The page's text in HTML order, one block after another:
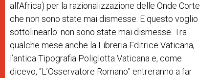
all’Africa) per la razionalizzazione delle Onde Corte
che non sono state mai dismesse. E questo voglio
sottolinearlo: non sono state mai dismesse. Tra
qualche mese anche la Libreria Editrice Vaticana,
l’antica Tipografia Poliglotta Vaticana e, come
dicevo, “L’Osservatore Romano” entreranno a far